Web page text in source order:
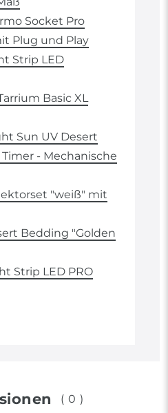
Socket Pro
Plug und Play
Strip LED
Basic XL
Sun UV Desert
- Mechanische
"weiß" mit
Bedding "Golden
Strip LED PRO
(0)